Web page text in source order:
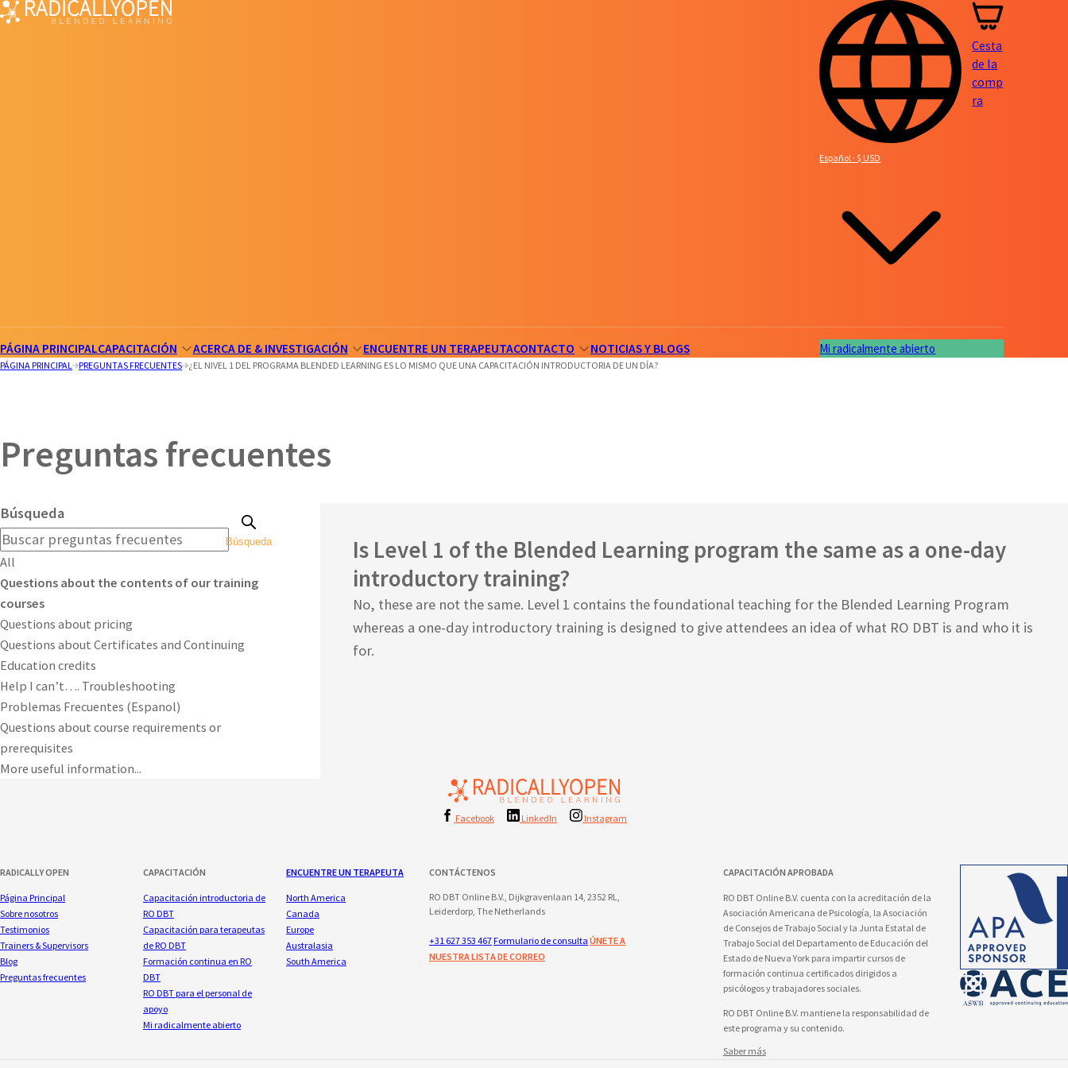
Español · $ USD
Cesta
de la
comp
ra
PÁGINA PRINCIPALCAPACITACIÓN ACERCA DE & INVESTIGACIÓN ENCUENTRE UN TERAPEUTACONTACTO NOTICIAS Y BLOGS Mi radicalmente abierto
PÁGINA PRINCIPAL PREGUNTAS FRECUENTES ¿EL NIVEL 1 DEL PROGRAMA BLENDED LEARNING ES LO MISMO QUE UNA CAPACITACIÓN INTRODUCTORIA DE UN DÍA?
Preguntas frecuentes
Is Level 1 of the Blended Learning program the same as a one-day
introductory training?
No, these are not the same. Level 1 contains the foundational teaching for the Blended Learning Program
whereas a one-day introductory training is designed to give attendees an idea of what RO DBT is and who it is
for.
Búsqueda
Búsqueda
All
Questions about the contents of our training
courses
Questions about pricing
Questions about Certificates and Continuing
Education credits
Help I can’t…. Troubleshooting
Problemas Frecuentes (Espanol)
Questions about course requirements or
prerequisites
More useful information...
Facebook LinkedIn Instagram
RADICALLY OPEN
Página Principal
Sobre nosotros
Testimonios
Trainers & Supervisors
Blog
Preguntas frecuentes
CAPACITACIÓN
Capacitación introductoria de
RO DBT
Capacitación para terapeutas
de RO DBT
Formación continua en RO
DBT
RO DBT para el personal de
apoyo
Mi radicalmente abierto
ENCUENTRE UN TERAPEUTA
North America
Canada
Europe
Australasia
South America
CONTÁCTENOS
RO DBT Online B.V., Dijkgravenlaan 14, 2352 RL,
Leiderdorp, The Netherlands
+31 627 353 467 Formulario de consulta ÚNETE A
NUESTRA LISTA DE CORREO
CAPACITACIÓN APROBADA
RO DBT Online B.V. cuenta con la acreditación de la
Asociación Americana de Psicología, la Asociación
de Consejos de Trabajo Social y la Junta Estatal de
Trabajo Social del Departamento de Educación del
Estado de Nueva York para impartir cursos de
formación continua certificados dirigidos a
psicólogos y trabajadores sociales.
RO DBT Online B.V. mantiene la responsabilidad de
este programa y su contenido.
Saber más